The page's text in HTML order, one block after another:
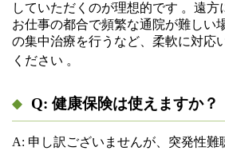
していただくのが理想的です 。遠方
お仕事の都合で頻繁な通院が難しい
の集中治療を行うなど、柔軟に対応
ください 。
Q: 健康保険は使えますか？
A: 申し訳ございませんが、突発性難